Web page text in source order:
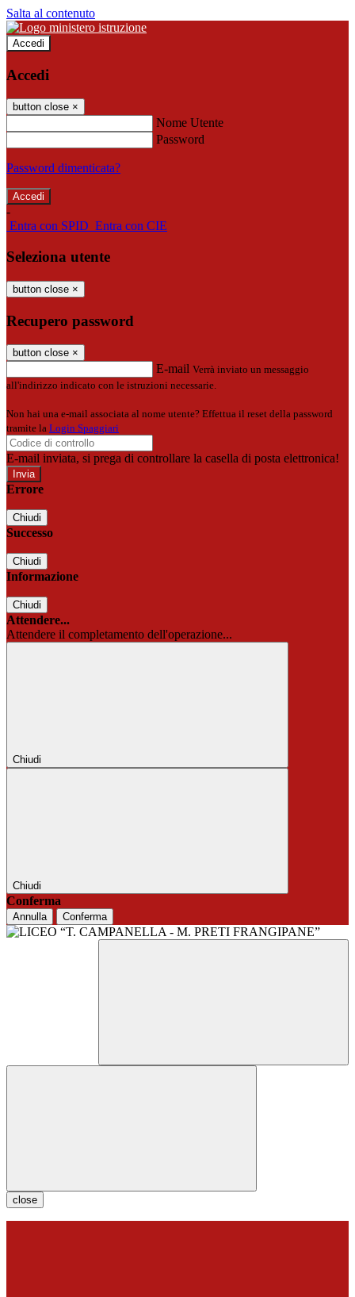
Salta al contenuto
Accedi
Accedi
button close ×
Nome Utente
Password
Password dimenticata?
-
Entra con SPID Entra con CIE
Seleziona utente
button close ×
Recupero password
button close ×
E-mail Verrà inviato un messaggio
all'indirizzo indicato con le istruzioni necessarie.
Non hai una e-mail associata al nome utente? Effettua il reset della password
tramite la Login Spaggiari
E-mail inviata, si prega di controllare la casella di posta elettronica!
Errore
Chiudi
Successo
Chiudi
Informazione
Chiudi
Attendere...
Attendere il completamento dell'operazione...
Chiudi
Chiudi
Conferma
Annulla Conferma
close